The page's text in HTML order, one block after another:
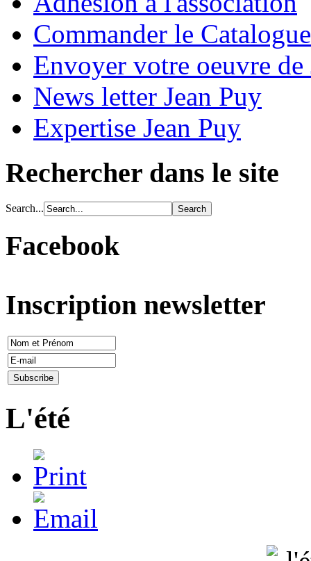
Commander le
Envoyer votre oeuvre de
News letter Jean Puy
Expertise Jean Puy
Rechercher dans le site
Search...
Facebook
Inscription newsletter
L'été